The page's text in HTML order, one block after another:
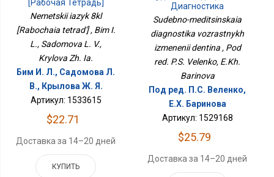
[Рабочая Тетрадь]
Nemetskii iazyk 8kl
[Rabochaia tetrad'] , Bim I.
L., Sadomova L. V.,
Krylova Zh. Ia.
Бим И. Л., Садомова Л.
В., Крылова Ж. Я.
Артикул: 1533615
$22.71
Доставка за 14–20 дней
КУПИТЬ
Диагностика
Возрастных Изменений
Sudebno-meditsinskaia
diagnostika vozrastnykh
izmenenii dentina , Pod
red. P.S. Velenko, E.Kh.
Barinova
Под ред. П.С. Веленко,
Е.Х. Баринова
Артикул: 1529168
$25.79
Доставка за 14–20 дней